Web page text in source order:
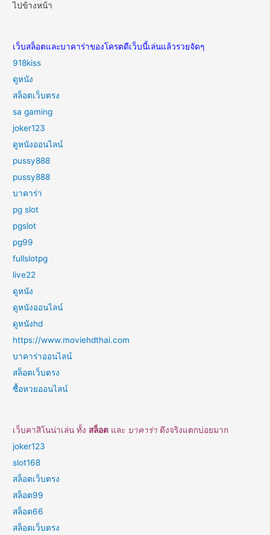
ไปข้างหน้า
เว็บสล็อตและบาคาร่าของโครตดีเว็บนี้เล่นแล้วรวยจัดๆ
918kiss
ดูหนัง
สล็อตเว็บตรง
sa gaming
joker123
ดูหนังออนไลน์
pussy888
pussy888
บาคาร่า
pg slot
pgslot
pg99
fullslotpg
live22
ดูหนัง
ดูหนังออนไลน์
ดูหนังhd
https://www.moviehdthai.com
บาคาร่าออนไลน์
สล็อตเว็บตรง
ซื้อหวยออนไลน์
เว็บคาสิโนน่าเล่น ทั้ง สล็อต และ บาคาร่า ตึงจริงแตกบ่อยมาก
joker123
slot168
สล็อตเว็บตรง
สล็อต99
สล็อต66
สล็อตเว็บตรง